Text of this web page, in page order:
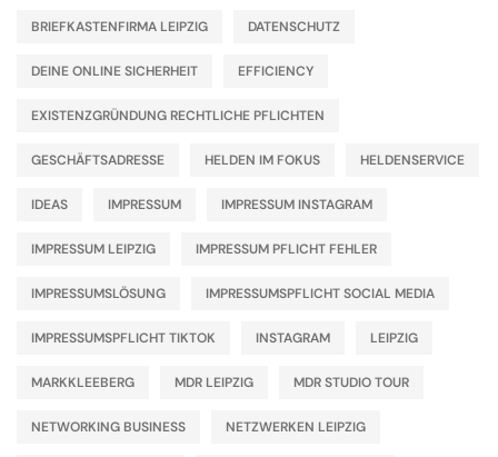
BRIEFKASTENFIRMA LEIPZIG DATENSCHUTZ
DEINE ONLINE SICHERHEIT EFFICIENCY
EXISTENZGRÜNDUNG RECHTLICHE PFLICHTEN
GESCHÄFTSADRESSE HELDEN IM FOKUS HELDENSERVICE
IDEAS IMPRESSUM IMPRESSUM INSTAGRAM
IMPRESSUM LEIPZIG IMPRESSUM PFLICHT FEHLER
IMPRESSUMSLÖSUNG IMPRESSUMSPFLICHT SOCIAL MEDIA
IMPRESSUMSPFLICHT TIKTOK INSTAGRAM LEIPZIG
MARKKLEEBERG MDR LEIPZIG MDR STUDIO TOUR
NETWORKING BUSINESS NETZWERKEN LEIPZIG